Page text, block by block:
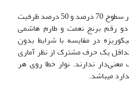
شکل 2- تاثیر تنش آبی در سطوح 70 درصد و 50 درصد ظرفیت
دو رقم برنج نعمت و طارم هاشمی
در مقایسه با شرایط بدون
یک حرف مشترک از نظر آماری
معنی‌دار ندارند. نوار خطا روی هر
می­باشد.